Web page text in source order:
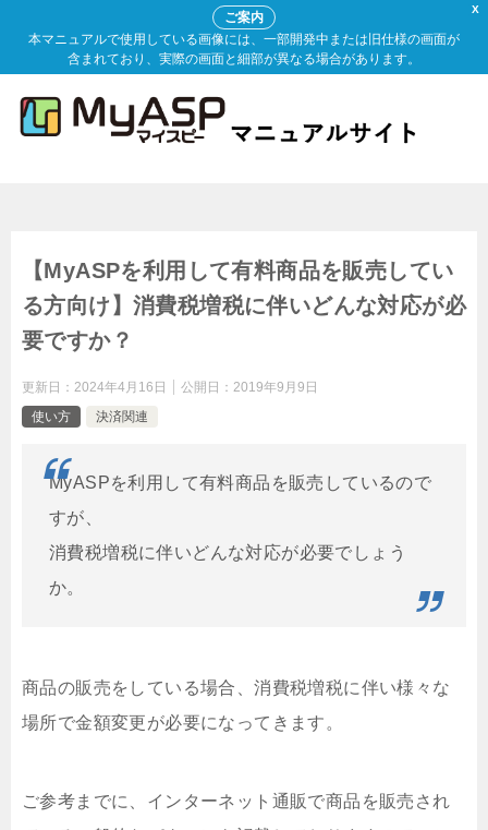
X
ご案内
本マニュアルで使用している画像には、一部開発中または旧仕様の画面が
含まれており、実際の画面と細部が異なる場合があります。
【MyASPを利用して有料商品を販売してい
る方向け】消費税増税に伴いどんな対応が必
要ですか？
更新日： 2024年4月16日 公開日： 2019年9月9日
使い方
決済関連
MyASPを利用して有料商品を販売しているので
すが、
消費税増税に伴いどんな対応が必要でしょう
か。
商品の販売をしている場合、消費税増税に伴い様々な
場所で金額変更が必要になってきます。
ご参考までに、インターネット通販で商品を販売され